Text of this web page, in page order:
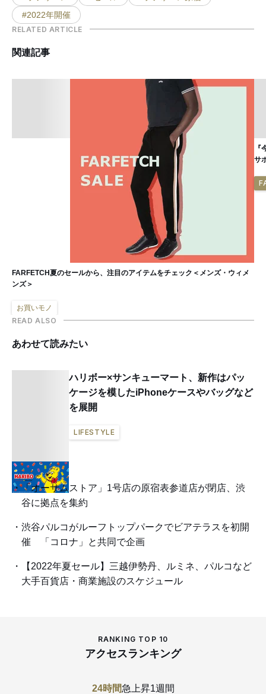
#2022年開催
RELATED ARTICLE
関連記事
FARFETCH夏のセールから、注目のアイテムをチェック＜メンズ・ウィメ
ンズ＞
お買いモノ
サ
READ ALSO
あわせて読みたい
ハリボー×サンキューマート、新作はパッ
ケージを模したiPhoneケースやバッグなど
を展開
LIFESTYLE
「オーサムストア」1号店の原宿表参道店が閉店、渋
谷に拠点を集約
渋谷パルコがルーフトップパークでビアテラスを初開
催 「コロナ」と共同で企画
【2022年夏セール】三越伊勢丹、ルミネ、パルコなど
大手百貨店・商業施設のスケジュール
RANKING TOP 10
アクセスランキング
24時間急上昇1週間